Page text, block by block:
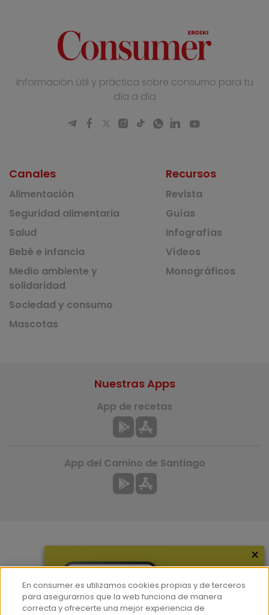
Información útil y práctica sobre consumo para tu
día a día
Canales
Alimentación
Seguridad alimentaria
Salud
Bebé e infancia
Medio ambiente y
solidaridad
Sociedad y consumo
Mascotas
Recursos
Revista
Guías
Infografías
Vídeos
Monográficos
Hemeroteca
Nuestras Apps
App de recetas
App del Camino de Santiago
×
En consumer.es utilizamos cookies propias y de terceros
para asegurarnos que la web funciona de manera
correcta y ofrecerte una mejor experiencia de